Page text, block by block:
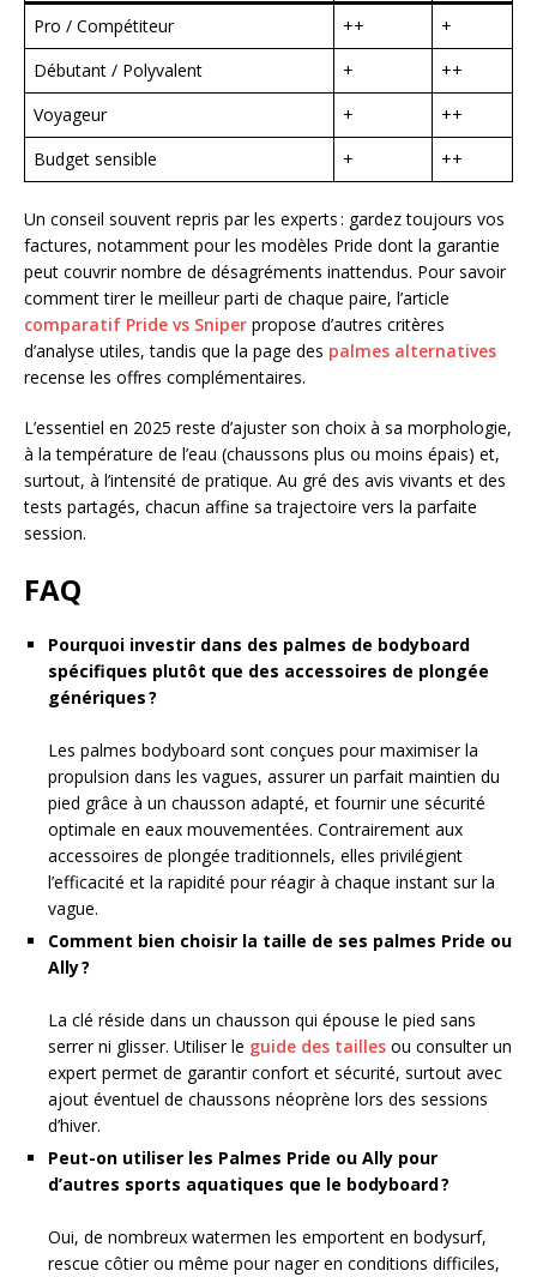
Pro / Compétiteur ++
+
Débutant / Polyvalent
+
++
Voyageur
+
++
Budget sensible
+ ++
Un conseil souvent repris par les experts : gardez toujours vos
factures, notamment pour les modèles Pride dont la garantie
peut couvrir nombre de désagréments inattendus. Pour savoir
comment tirer le meilleur parti de chaque paire, l’article
comparatif Pride vs Sniper propose d’autres critères
d’analyse utiles, tandis que la page des palmes alternatives
recense les offres complémentaires.
L’essentiel en 2025 reste d’ajuster son choix à sa morphologie,
à la température de l’eau (chaussons plus ou moins épais) et,
surtout, à l’intensité de pratique. Au gré des avis vivants et des
tests partagés, chacun affine sa trajectoire vers la parfaite
session.
FAQ
Pourquoi investir dans des palmes de bodyboard
spécifiques plutôt que des accessoires de plongée
génériques ?
Les palmes bodyboard sont conçues pour maximiser la
propulsion dans les vagues, assurer un parfait maintien du
pied grâce à un chausson adapté, et fournir une sécurité
optimale en eaux mouvementées. Contrairement aux
accessoires de plongée traditionnels, elles privilégient
l’efficacité et la rapidité pour réagir à chaque instant sur la
vague.
Comment bien choisir la taille de ses palmes Pride ou
Ally ?
La clé réside dans un chausson qui épouse le pied sans
serrer ni glisser. Utiliser le guide des tailles ou consulter un
expert permet de garantir confort et sécurité, surtout avec
ajout éventuel de chaussons néoprène lors des sessions
d’hiver.
Peut-on utiliser les Palmes Pride ou Ally pour
d’autres sports aquatiques que le bodyboard ?
Oui, de nombreux watermen les emportent en bodysurf,
rescue côtier ou même pour nager en conditions difficiles,